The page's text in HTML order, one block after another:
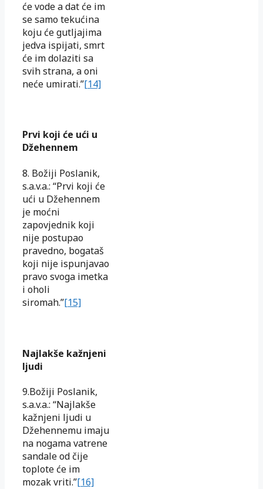
će vode a dat će im
se samo tekućina
koju će gutljajima
jedva ispijati, smrt
će im dolaziti sa
svih strana, a oni
neće umirati.”[14]
Prvi koji će ući u
Džehennem
8. Božiji Poslanik,
s.a.v.a.: “Prvi koji će
ući u Džehennem
je moćni
zapovjednik koji
nije postupao
pravedno, bogataš
koji nije ispunjavao
pravo svoga imetka
i oholi
siromah.”[15]
Najlakše kažnjeni
ljudi
9.Božiji Poslanik,
s.a.v.a.: “Najlakše
kažnjeni ljudi u
Džehennemu imaju
na nogama vatrene
sandale od čije
toplote će im
mozak vriti.”[16]